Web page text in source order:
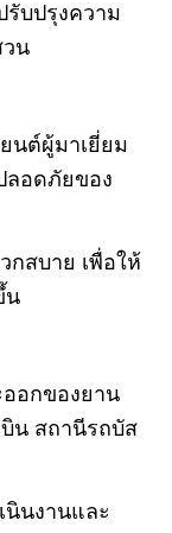
รับปรุงความ
น
นต์ผู้มาเยี่ยม
ลอดภัยของ
กสบาย เพื่อให้
น
ออกของยาน
น สถานีรถบัส
นินงานและ